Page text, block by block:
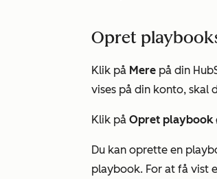
Opret
Klik på Mere på din
vises på din konto, skal
Klik på Opret playbook
Du kan oprette en
playbook. For at få vist